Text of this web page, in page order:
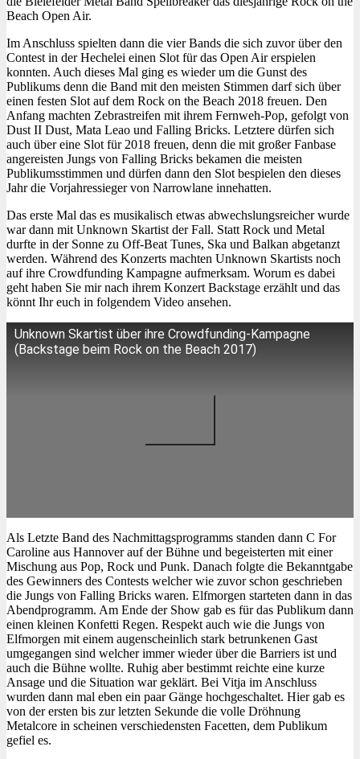
Beach Open Air.
Im Anschluss spielten dann die vier Bands die sich zuvor über den
Contest in der Hechelei einen Slot für das Open Air erspielen
konnten. Auch dieses Mal ging es wieder um die Gunst des
Publikums denn die Band mit den meisten Stimmen darf sich über
einen festen Slot auf dem Rock on the Beach 2018 freuen. Den
Anfang machten Zebrastreifen mit ihrem Fernweh-Pop, gefolgt von
Dust II Dust, Mata Leao und Falling Bricks. Letztere dürfen sich
auch über eine Slot für 2018 freuen, denn die mit großer Fanbase
angereisten Jungs von Falling Bricks bekamen die meisten
Publikumsstimmen und dürfen dann den Slot bespielen den dieses
Jahr die Vorjahressieger von Narrowlane innehatten.
Das erste Mal das es musikalisch etwas abwechslungsreicher wurde
war dann mit Unknown Skartist der Fall. Statt Rock und Metal
durfte in der Sonne zu Off-Beat Tunes, Ska und Balkan abgetanzt
werden. Während des Konzerts machten Unknown Skartists noch
auf ihre Crowdfunding Kampagne aufmerksam. Worum es dabei
geht haben Sie mir nach ihrem Konzert Backstage erzählt und das
könnt Ihr euch in folgendem Video ansehen.
Unknown Skartist über ihre Crowdfunding-Kampagne
(Backstage beim Rock on the Beach 2017)
Als Letzte Band des Nachmittagsprogramms standen dann C For
Caroline aus Hannover auf der Bühne und begeisterten mit einer
Mischung aus Pop, Rock und Punk. Danach folgte die Bekanntgabe
des Gewinners des Contests welcher wie zuvor schon geschrieben
die Jungs von Falling Bricks waren. Elfmorgen starteten dann in das
Abendprogramm. Am Ende der Show gab es für das Publikum dann
einen kleinen Konfetti Regen. Respekt auch wie die Jungs von
Elfmorgen mit einem augenscheinlich stark betrunkenen Gast
umgegangen sind welcher immer wieder über die Barriers ist und
auch die Bühne wollte. Ruhig aber bestimmt reichte eine kurze
Ansage und die Situation war geklärt. Bei Vitja im Anschluss
wurden dann mal eben ein paar Gänge hochgeschaltet. Hier gab es
von der ersten bis zur letzten Sekunde die volle Dröhnung
Metalcore in scheinen verschiedensten Facetten, dem Publikum
gefiel es.